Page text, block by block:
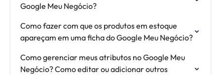
Google Meu Negócio?
Como fazer com que os produtos em estoque
apareçam em uma ficha do Google Meu Negócio?
Como gerenciar meus atributos no Google Meu
Negócio? Como editar ou adicionar outros